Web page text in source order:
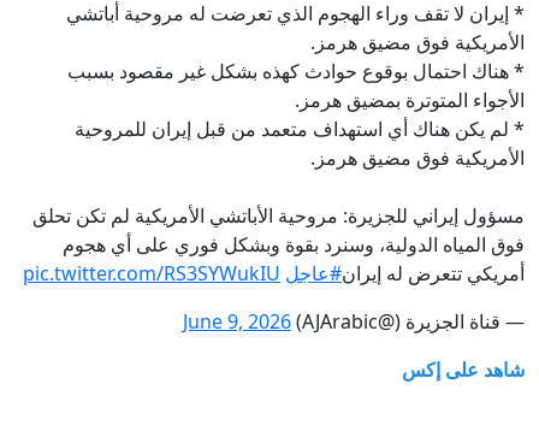
* إيران لا تقف وراء الهجوم الذي تعرضت له مروحية أباتشي
الأمريكية فوق مضيق هرمز.
* هناك احتمال بوقوع حوادث كهذه بشكل غير مقصود بسبب
الأجواء المتوترة بمضيق هرمز.
* لم يكن هناك أي استهداف متعمد من قبل إيران للمروحية
الأمريكية فوق مضيق هرمز.
مسؤول إيراني للجزيرة: مروحية الأباتشي الأمريكية لم تكن تحلق
فوق المياه الدولية، وسنرد بقوة وبشكل فوري على أي هجوم
أمريكي تتعرض له إيران#عاجل pic.twitter.com/RS3SYWukIU
— قناة الجزيرة (@AJArabic)
June 9, 2026
شاهد على إكس